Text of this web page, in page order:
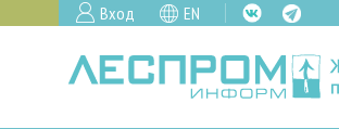
Вход EN